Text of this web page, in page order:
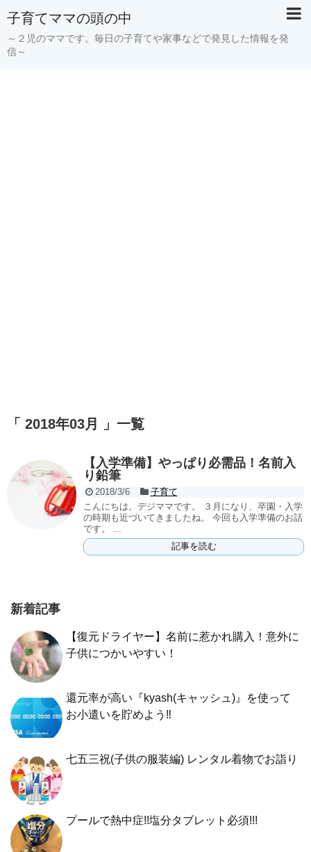
子育てママの頭の中
～２児のママです。毎日の子育てや家事などで発見した情報を発
信～
「 2018年03月 」一覧
【入学準備】やっぱり必需品！名前入
り鉛筆
2018/3/6
子育て
こんにちは。デジママです。 ３月になり、卒園・入学
の時期も近づいてきましたね。 今回も入学準備のお話
です。 ...
記事を読む
新着記事
【復元ドライヤー】名前に惹かれ購入！意外に
子供につかいやすい！
還元率が高い『kyash(キャッシュ)』を使って
お小遣いを貯めよう‼︎
七五三祝(子供の服装編) レンタル着物でお詣り
プールで熱中症!!塩分タブレット必須!!!